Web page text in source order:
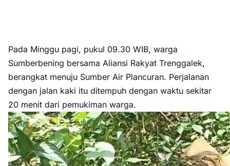
Pada Minggu pagi, pukul 09.30 WIB, warga
Sumberbening bersama Aliansi Rakyat Trenggalek,
berangkat menuju Sumber Air Plancuran. Perjalanan
dengan jalan kaki itu ditempuh dengan waktu sekitar
20 menit dari pemukiman warga.